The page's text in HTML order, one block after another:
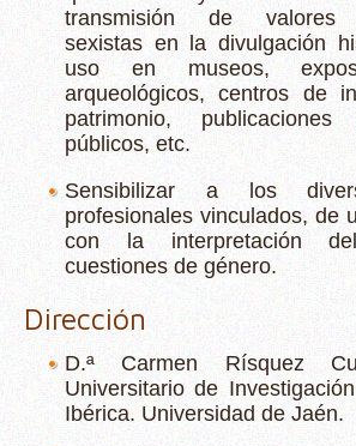
transmisión de valores
sexistas en la divulgación
uso en museos,
arqueológicos, centros de
patrimonio,
públicos, etc.
Sensibilizar a los
profesionales vinculados, de
con la interpretación
cuestiones de género.
Dirección
D.ª Carmen Rísquez
Universitario de
Ibérica. Universidad de Jaén.